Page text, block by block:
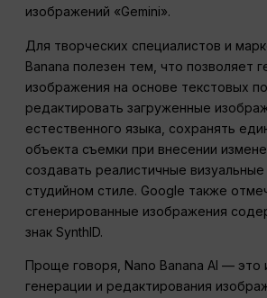
изображений «Gemini».
Для творческих специалистов и
Banana полезен тем, что позволяет
изображения на основе текстовых
редактировать загруженные
естественного языка, сохранять
объекта съемки при внесении
создавать реалистичные
студийном стиле. Google также
сгенерированные изображения
знак SynthID.
Проще говоря, Nano Banana AI — это
генерации и редактирования